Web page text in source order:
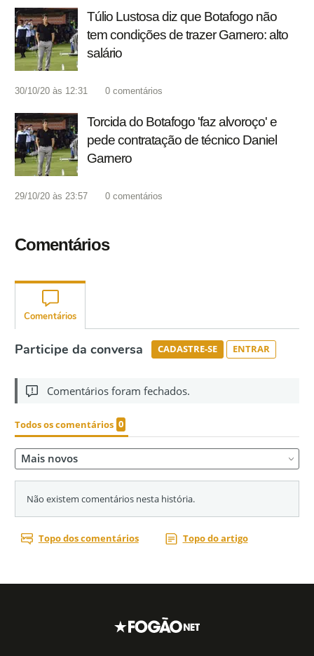
Túlio Lustosa diz que Botafogo não
tem condições de trazer Garnero: alto
salário
30/10/20 às 12:31 0 comentários
Torcida do Botafogo 'faz alvoroço' e
pede contratação de técnico Daniel
Garnero
29/10/20 às 23:57 0 comentários
Comentários